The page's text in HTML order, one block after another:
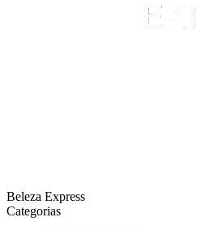
Beleza Express
Categorias